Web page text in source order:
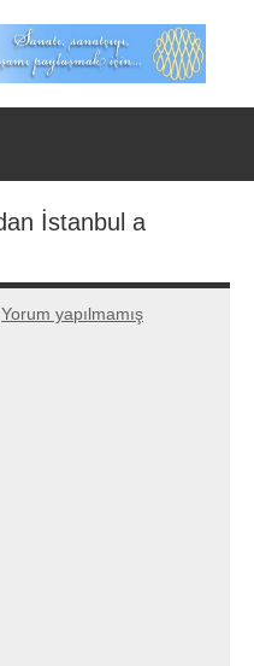
İstanbul a
Yorum yapılmamış